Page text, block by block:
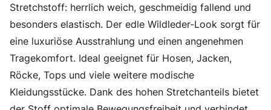
Stretchstoff: herrlich weich, geschmeidig fallend und
besonders elastisch. Der edle Wildleder-Look sorgt für
eine luxuriöse Ausstrahlung und einen angenehmen
Tragekomfort. Ideal geeignet für Hosen, Jacken,
Röcke, Tops und viele weitere modische
Kleidungsstücke. Dank des hohen Stretchanteils bietet